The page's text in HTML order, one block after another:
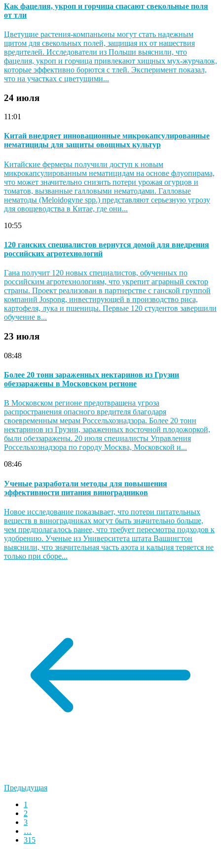
Как фацелия, укроп и горчица спасают свекольные поля
от тли
Цветущие растения-компаньоны могут стать надежным
щитом для свекольных полей, защищая их от нашествия
вредителей. Исследователи из Польши выяснили, что
фацелия, укроп и горчица привлекают хищных мух-журчалок,
которые эффективно борются с тлей. Эксперимент показал,
что на участках с цветущими...
24 июля
11:01
Китай внедряет инновационные микрокапсулированные
нематициды для защиты овощных культур
Китайские фермеры получили доступ к новым
микрокапсулированным нематицидам на основе флуопирама,
что может значительно снизить потери урожая огурцов и
томатов, вызванные галловыми нематодами. Галловые
нематоды (Meloidogyne spp.) представляют серьезную угрозу
для овощеводства в Китае, где они...
10:55
120 ганских специалистов вернутся домой для внедрения
российских агротехнологий
Гана получит 120 новых специалистов, обученных по
российским агротехнологиям, что укрепит аграрный сектор
страны. Проект реализован в партнерстве с ганской группой
компаний Jospong, инвестирующей в производство риса,
картофеля, лука и пшеницы. Первые 120 студентов завершили
обучение в...
23 июля
08:48
Более 20 тонн зараженных нектаринов из Грузии
обеззаражены в Московском регионе
В Московском регионе предотвращена угроза
распространения опасного вредителя благодаря
своевременным мерам Россельхознадзора. Более 20 тонн
нектаринов из Грузии, зараженных восточной плодожоркой,
были обеззаражены. 20 июля специалисты Управления
Россельхознадзора по городу Москва, Московской и...
08:46
Ученые разработали методы для повышения
эффективности питания виноградников
Новое исследование показывает, что потери питательных
веществ в виноградниках могут быть значительно больше,
чем предполагалось ранее, что требует пересмотра подходов к
удобрению. Ученые из Университета штата Вашингтон
выяснили, что значительная часть азота и кальция теряется не
только при сборе...
Предыдущая
1
2
3
…
315